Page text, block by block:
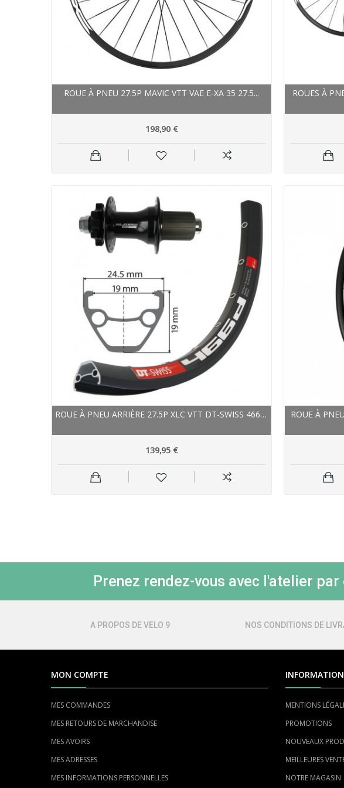
ROUE À PNEU 27.5P MAVIC VTT VAE E-XA 35 27.5...
198,90 €
ROUES À
ROUE À PNEU ARRIÈRE 27.5P XLC VTT DT-SWISS 466D...
139,95 €
ROUE À
Prenez rendez-vous avec l'atelier
A PROPOS DE VELO 9 NOS CONDITIONS DE
MON COMPTE
MES COMMANDES
MES RETOURS DE MARCHANDISE
MES AVOIRS
MES ADRESSES
MES INFORMATIONS PERSONNELLES
MENTIONS
PROMOTIONS
NOUVEAUX
MEILLEURES
NOTRE MAGASIN